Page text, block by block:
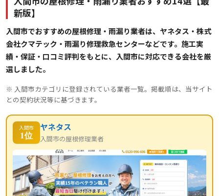
新版】
入間市でおすすめの屋根修理・雨漏り業者は、ヤネタス・株式
会社クマテック・雨漏り修理救急センターなどです。施工実
績・保証・口コミ評判をもとに、入間市に対応できる会社を厳
選しました。
※ 入間市カテゴリに登録されている業者一覧。掲載順は、当サイト
との契約状況等に基づきます。
入間市
1位
ヤネタス
入間市の屋根修理業者